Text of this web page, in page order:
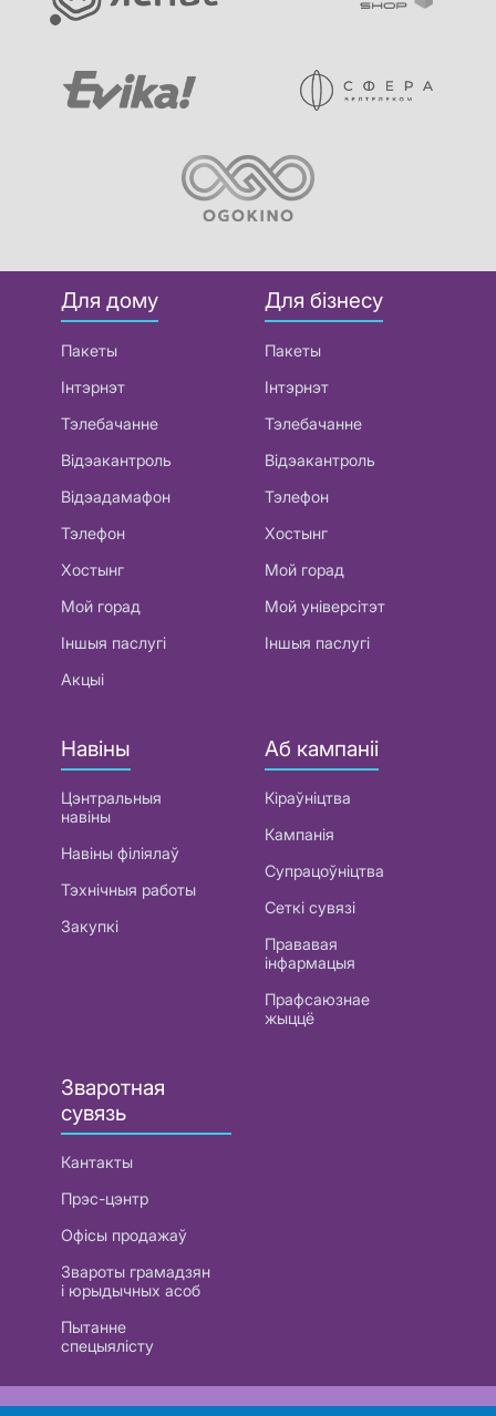
Для дому
Пакеты
Інтэрнэт
Тэлебачанне
Відэакантроль
Відэадамафон
Тэлефон
Хостынг
Мой горад
Іншыя паслугі
Акцыі
Для бізнесу
Пакеты
Інтэрнэт
Тэлебачанне
Відэакантроль
Тэлефон
Хостынг
Мой горад
Мой універсітэт
Іншыя паслугі
Навіны
Цэнтральныя
навіны
Навіны філіялаў
Тэхнічныя работы
Закупкі
Аб кампаніі
Кіраўніцтва
Кампанія
Супрацоўніцтва
Сеткі сувязі
Прававая
інфармацыя
Прафсаюзнае
жыццё
Зваротная
сувязь
Кантакты
Прэс-цэнтр
Офісы продажаў
Звароты грамадзян
і юрыдычных асоб
Пытанне
спецыялісту